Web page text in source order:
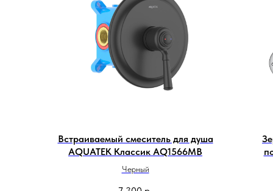
Встраиваемый смеситель для душа
AQUATEK Классик AQ1566MB
Черный